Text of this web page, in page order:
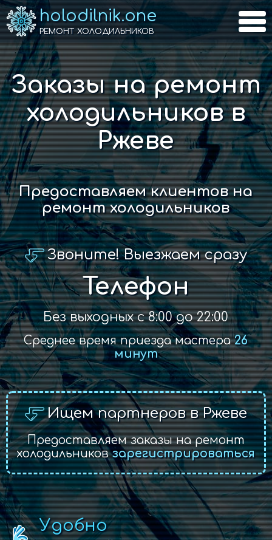
holodilnik.one
РЕМОНТ ХОЛОДИЛЬНИКОВ
Заказы на ремонт
холодильников в
Ржеве
Предоставляем клиентов на
ремонт холодильников
Звоните! Выезжаем сразу
Телефон
Без выходных с 8:00 до 22:00
Среднее время приезда мастера26
минут
Ищем партнеров в Ржеве
Предоставляем заказы на ремонт
холодильниковзарегистрироваться
Удобно